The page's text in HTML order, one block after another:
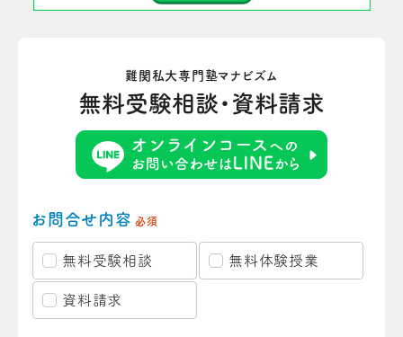
難関私大専門塾マナビズム
無料受験相談・資料請求
お問合せ内容 必須
無料受験相談 無料体験授業
資料請求